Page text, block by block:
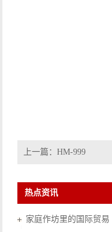
上一篇： HM-999
热点资讯
家庭作坊里的国际贸易